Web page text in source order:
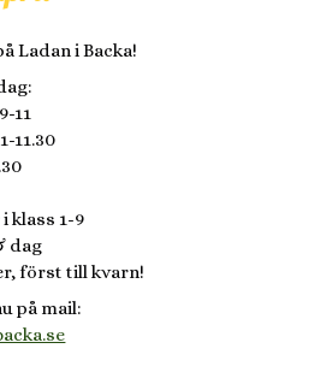
Ladan i Backa!
11
11.30
klass 1-9
dag
först till kvarn!
på mail: